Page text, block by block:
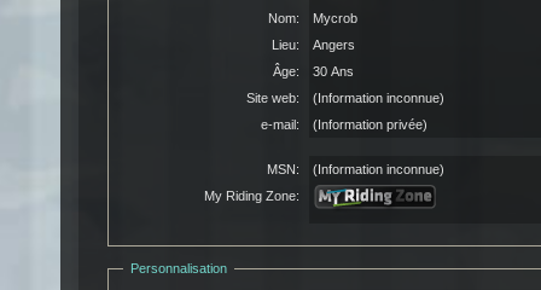
Nom:
Mycrob
Lieu:
Angers
Âge:
30 Ans
Site web:
(Information inconnue)
e-mail:
(Information privée)
MSN:
(Information inconnue)
My Riding Zone:
Personnalisation